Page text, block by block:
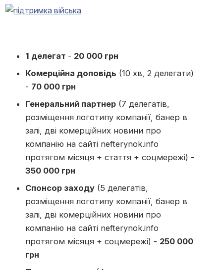
1 делегат - 20 000 грн
Комерційна доповідь (10 хв, 2 делегати)
- 70 000 грн
Генеральний партнер (7 делегатів,
розміщення логотипу компанії, банер в
залі, дві комерційних новини про
компанію на сайті nefterynok.info
протягом місяця + стаття + соцмережі) -
350 000 грн
Спонсор заходу (5 делегатів,
розміщення логотипу компанії, банер в
залі, дві комерційних новини про
компанію на сайті nefterynok.info
протягом місяця + соцмережі) - 250 000
грн